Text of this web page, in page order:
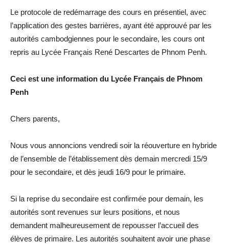
Le protocole de redémarrage des cours en présentiel, avec
l’application des gestes barrières, ayant été approuvé par les
autorités cambodgiennes pour le secondaire, les cours ont
repris au Lycée Français René Descartes de Phnom Penh.
Ceci est une information du Lycée Français de Phnom
Penh
Chers parents,
Nous vous annoncions vendredi soir la réouverture en hybride
de l’ensemble de l’établissement dès demain mercredi 15/9
pour le secondaire, et dès jeudi 16/9 pour le primaire.
Si la reprise du secondaire est confirmée pour demain, les
autorités sont revenues sur leurs positions, et nous
demandent malheureusement de repousser l’accueil des
élèves de primaire. Les autorités souhaitent avoir une phase